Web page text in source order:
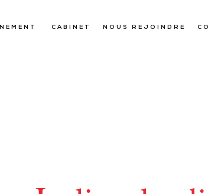
CABINET NOUS REJOINDRE